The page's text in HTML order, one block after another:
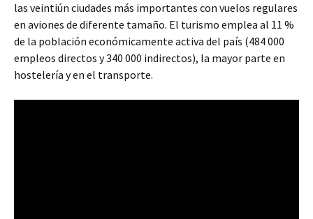
las veintiún ciudades más importantes con vuelos regulares
en aviones de diferente tamaño. El turismo emplea al 11 %
de la población económicamente activa del país (484 000
empleos directos y 340 000 indirectos), la mayor parte en
hostelería y en el transporte.